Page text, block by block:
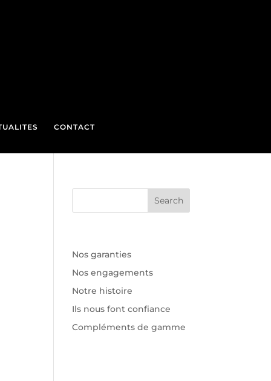
CONTACT
Nos garanties
Nos engagements
Notre histoire
Ils nous font confiance
Compléments de gamme